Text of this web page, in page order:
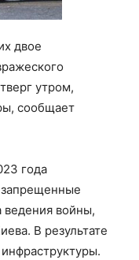
двое
утром,
сообщает
года
войны,
В результате